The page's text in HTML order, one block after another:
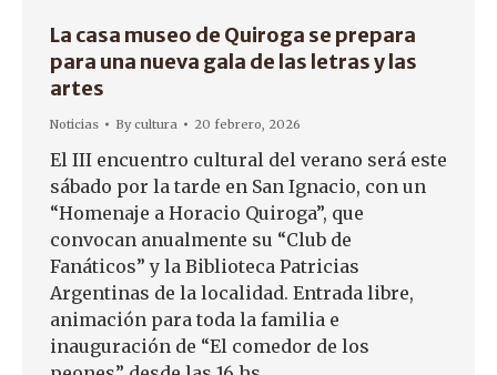
La casa museo de Quiroga se prepara
para una nueva gala de las letras y las
artes
Noticias Bycultura 20 febrero, 2026
El III encuentro cultural del verano será este
sábado por la tarde en San Ignacio, con un
“Homenaje a Horacio Quiroga”, que
convocan anualmente su “Club de
Fanáticos” y la Biblioteca Patricias
Argentinas de la localidad. Entrada libre,
animación para toda la familia e
inauguración de “El comedor de los